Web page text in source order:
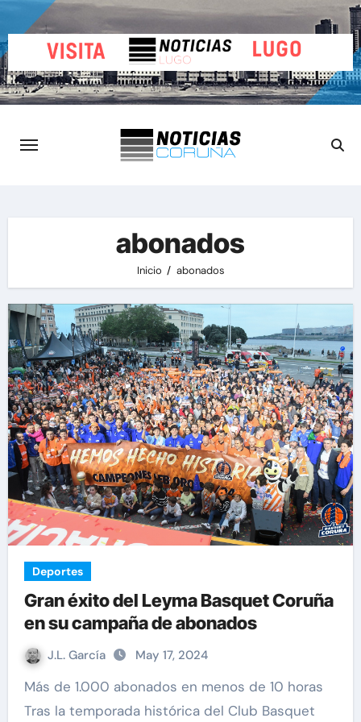
al
contenido
abonados
Inicio abonados
Deportes
Gran éxito del Leyma Basquet Coruña
en su campaña de abonados
J.L. García May 17, 2024
Más de 1.000 abonados en menos de 10 horas
Tras la temporada histórica del Club Basquet